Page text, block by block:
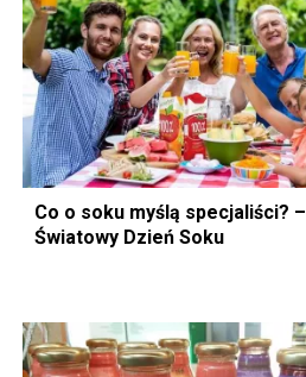
Co o soku myślą specjaliści? –
Światowy Dzień Soku